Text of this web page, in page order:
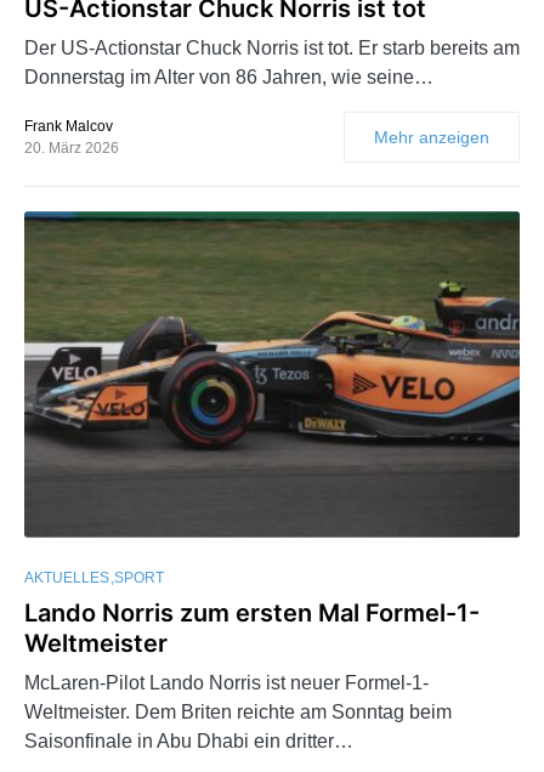
US-Actionstar Chuck Norris ist tot
Der US-Actionstar Chuck Norris ist tot. Er starb bereits am
Donnerstag im Alter von 86 Jahren, wie seine…
Frank Malcov
20. März 2026
Mehr anzeigen
AKTUELLES SPORT
Lando Norris zum ersten Mal Formel-1-
Weltmeister
McLaren-Pilot Lando Norris ist neuer Formel-1-
Weltmeister. Dem Briten reichte am Sonntag beim
Saisonfinale in Abu Dhabi ein dritter…